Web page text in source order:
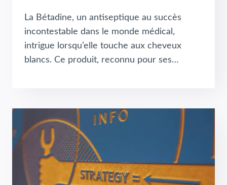
La Bétadine, un antiseptique au succès
incontestable dans le monde médical,
intrigue lorsqu’elle touche aux cheveux
blancs. Ce produit, reconnu pour ses…